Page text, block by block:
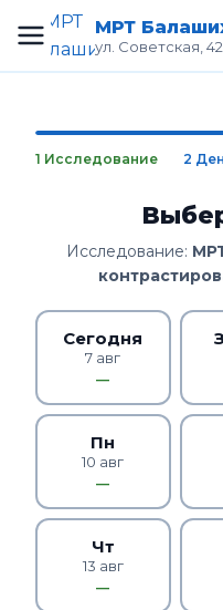
МРТ
ул. Советская,
1 Исследование 2
Исследование:
Сегодня
7 авг
—
Пн
10 авг
—
Чт
13 авг
—